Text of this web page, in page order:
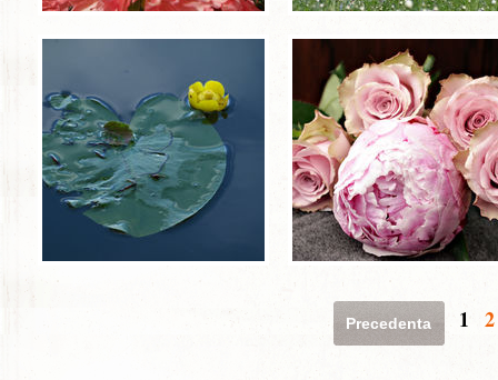
Precedenta 1 2